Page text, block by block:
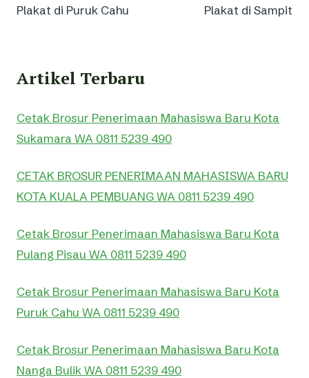
Plakat di Puruk Cahu
Plakat di Sampit
Artikel Terbaru
Cetak Brosur Penerimaan Mahasiswa Baru Kota
Sukamara WA 0811 5239 490
CETAK BROSUR PENERIMAAN MAHASISWA BARU
KOTA KUALA PEMBUANG WA 0811 5239 490
Cetak Brosur Penerimaan Mahasiswa Baru Kota
Pulang Pisau WA 0811 5239 490
Cetak Brosur Penerimaan Mahasiswa Baru Kota
Puruk Cahu WA 0811 5239 490
Cetak Brosur Penerimaan Mahasiswa Baru Kota
Nanga Bulik WA 0811 5239 490